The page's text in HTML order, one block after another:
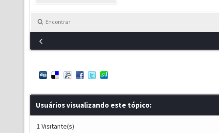
Encontrar
Usuários visualizando este tópico:
1 Visitante(s)